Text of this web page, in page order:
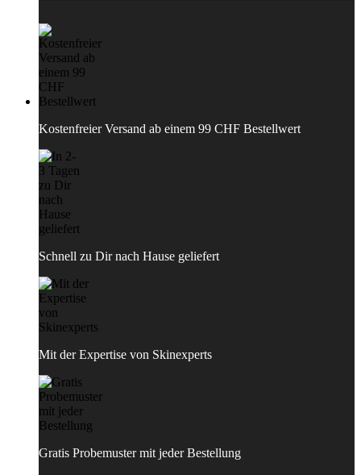
Kostenfreier Versand ab einem 99 CHF Bestellwert
Schnell zu Dir nach Hause geliefert
Mit der Expertise von Skinexperts
Gratis Probemuster mit jeder Bestellung